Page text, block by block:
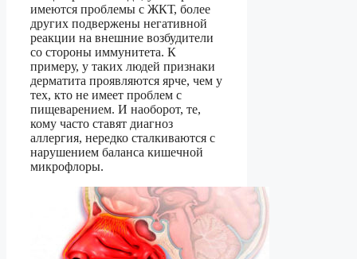
имеются проблемы с ЖКТ, более
других подвержены негативной
реакции на внешние возбудители
со стороны иммунитета. К
примеру, у таких людей признаки
дерматита проявляются ярче, чем у
тех, кто не имеет проблем с
пищеварением. И наоборот, те,
кому часто ставят диагноз
аллергия, нередко сталкиваются с
нарушением баланса кишечной
микрофлоры.